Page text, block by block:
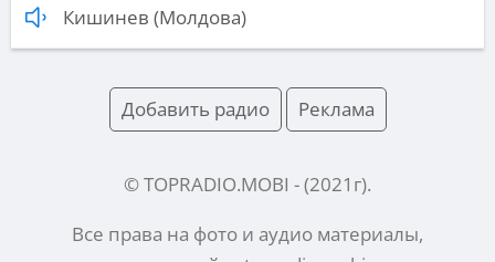
Кишинев (Молдова)
Добавить радио Реклама
© TOPRADIO.MOBI - (2021 г).
Все права на фото и аудио материалы,